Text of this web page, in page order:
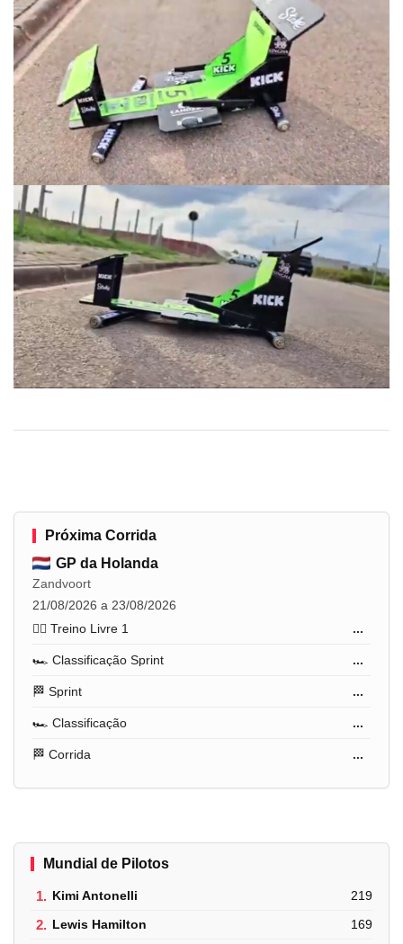
Próxima Corrida
GP da Holanda
Zandvoort
21/08/2026 a 23/08/2026
🏋️‍♂️ Treino Livre 1
...
🏎️ Classificação Sprint ...
🏁 Sprint ...
🏎️ Classificação ...
🏁 Corrida ...
Mundial de Pilotos
1. Kimi Antonelli 219
2. Lewis Hamilton 169